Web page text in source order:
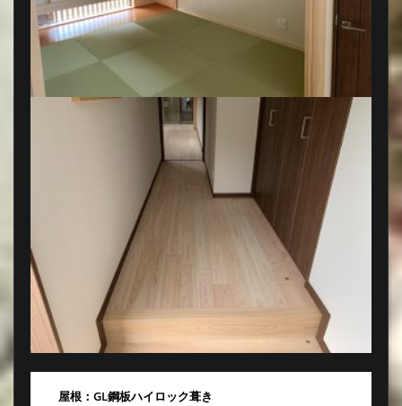
屋根：GL鋼板ハイロック葺き